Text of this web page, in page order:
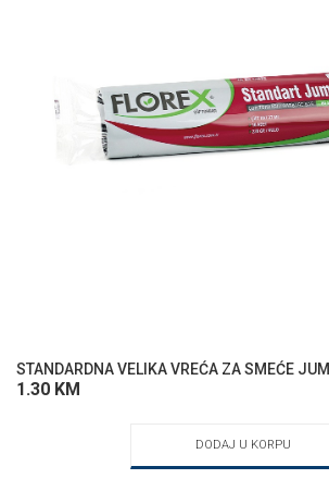
STANDARDNA VELIKA VREĆA ZA SMEĆE
1.30 KM
DODAJ U KORPU